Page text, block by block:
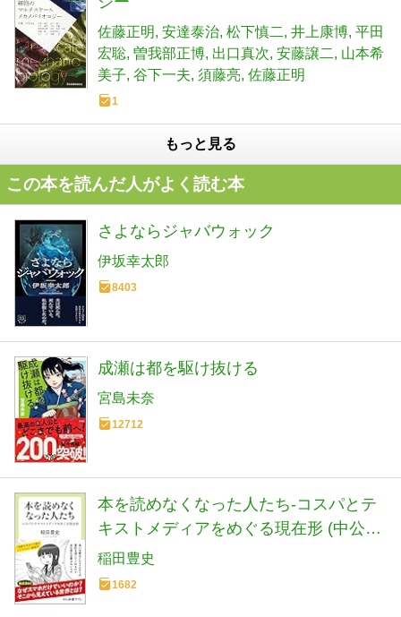
佐藤正明 安達泰治 松下慎二 井上康博 平田
宏聡 曽我部正博 出口真次 安藤譲二
山本希
美子 谷下一夫 須藤亮 佐藤正明
1
もっと見る
この本を読んだ人がよく読む本
さよならジャバウォック
伊坂幸太郎
8403
成瀬は都を駆け抜ける
宮島未奈
12712
本を読めなくなった人たち-コスパとテ
キストメディアをめぐる現在形 (中公新
書ラクレ 861)
稲田豊史
1682